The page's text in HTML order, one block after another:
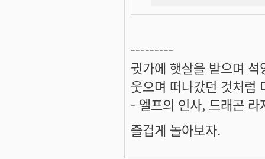
---------
귓가에 햇살을 받으며
웃으며 떠나갔던 것처럼
- 엘프의 인사, 드래곤 라
즐겁게 놀아보자.